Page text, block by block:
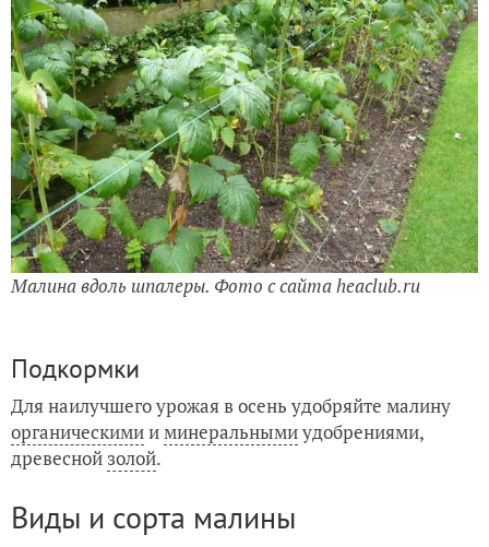
Малина вдоль шпалеры. Фото с сайта heaclub.ru
Подкормки
Для наилучшего урожая в осень удобряйте малину
органическимииминеральнымиудобрениями,
древесной золой.
Виды и сорта малины